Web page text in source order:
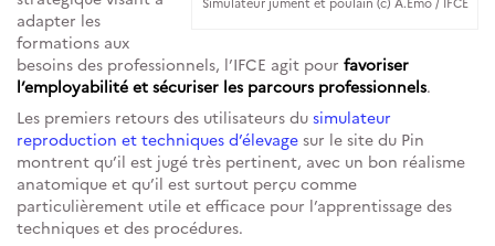
adapter les
formations aux
besoins des professionnels, l’IFCE agit pour favoriser
l’employabilité et sécuriser les parcours professionnels.
Les premiers retours des utilisateurs du simulateur
reproduction et techniques d’élevage sur le site du Pin
montrent qu’il est jugé très pertinent, avec un bon réalisme
anatomique et qu’il est surtout perçu comme
particulièrement utile et efficace pour l’apprentissage des
techniques et des procédures.